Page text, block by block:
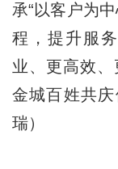
承“以客户为
程，提升服
业、更高效
金城百姓共
瑞）